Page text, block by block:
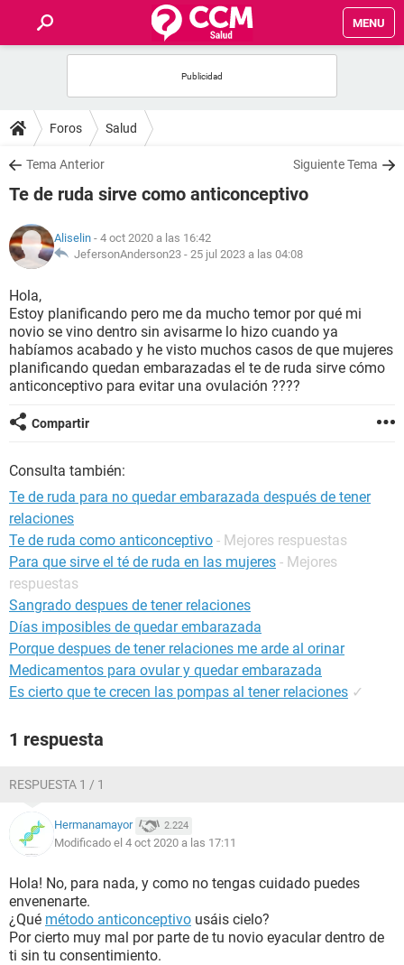
MENU
FOROS
SALUD
NUTRICIÓN
BIENESTAR
SEXUALIDAD
GLOSARIO
Foros Salud
Tema Anterior Siguiente Tema
Te de ruda sirve como anticonceptivo
Aliselin - 4 oct 2020 a las 16:42
JefersonAnderson23 - 25 jul 2023 a las 04:08
Hola,
Estoy planificando pero me da mucho temor por qué mi
novio se vino dentro sin avisarme lo hizo cuando ya
habíamos acabado y he visto muchos casos de que mujeres
planificando quedan embarazadas el te de ruda sirve cómo
anticonceptivo para evitar una ovulación ????
Compartir
Consulta también:
Te de ruda para no quedar embarazada después de tener
relaciones
Te de ruda como anticonceptivo - Mejores respuestas
Para que sirve el té de ruda en las mujeres - Mejores
respuestas
Sangrado despues de tener relaciones
Días imposibles de quedar embarazada
Porque despues de tener relaciones me arde al orinar
Medicamentos para ovular y quedar embarazada
Es cierto que te crecen las pompas al tener relaciones ✓
1 respuesta
RESPUESTA 1 / 1
Hermanamayor 2.224
Modificado el 4 oct 2020 a las 17:11
Hola! No, para nada, y como no tengas cuidado puedes
envenenarte.
¿Qué método anticonceptivo usáis cielo?
Por cierto muy mal por parte de tu novio eyacular dentro de
ti sin tu consentimiento.